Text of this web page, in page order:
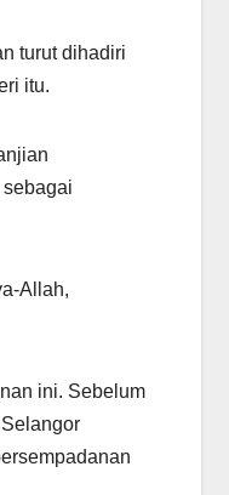
turut dihadiri
itu.
Allah,
ini. Sebelum